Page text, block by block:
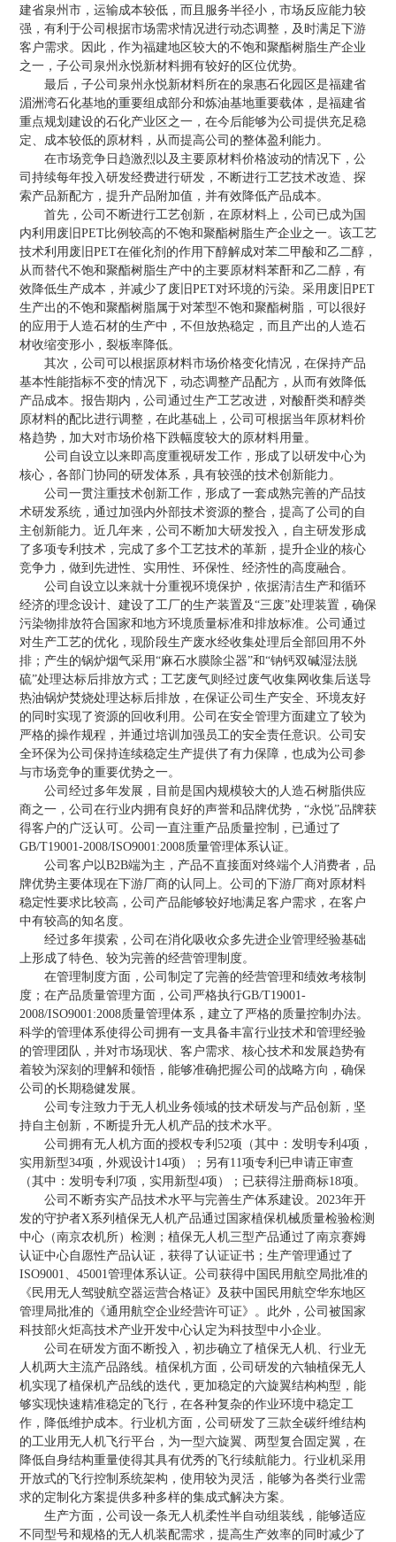
建省泉州市，运输成本较低，而且服务半径小，市场反应能力较
强，有利于公司根据市场需求情况进行动态调整，及时满足下游
客户需求。因此，作为福建地区较大的不饱和聚酯树脂生产企业
之一，子公司泉州永悦新材料拥有较好的区位优势。
最后，子公司泉州永悦新材料所在的泉惠石化园区是福建省
湄洲湾石化基地的重要组成部分和炼油基地重要载体，是福建省
重点规划建设的石化产业区之一，在今后能够为公司提供充足稳
定、成本较低的原材料，从而提高公司的整体盈利能力。
在市场竞争日趋激烈以及主要原材料价格波动的情况下，公
司持续每年投入研发经费进行研发，不断进行工艺技术改造、探
索产品新配方，提升产品附加值，并有效降低产品成本。
首先，公司不断进行工艺创新，在原材料上，公司已成为国
内利用废旧PET比例较高的不饱和聚酯树脂生产企业之一。该工艺
技术利用废旧PET在催化剂的作用下醇解成对苯二甲酸和乙二醇，
从而替代不饱和聚酯树脂生产中的主要原材料苯酐和乙二醇，有
效降低生产成本，并减少了废旧PET对环境的污染。采用废旧PET
生产出的不饱和聚酯树脂属于对苯型不饱和聚酯树脂，可以很好
的应用于人造石材的生产中，不但放热稳定，而且产出的人造石
材收缩变形小，裂板率降低。
其次，公司可以根据原材料市场价格变化情况，在保持产品
基本性能指标不变的情况下，动态调整产品配方，从而有效降低
产品成本。报告期内，公司通过生产工艺改进，对酸酐类和醇类
原材料的配比进行调整，在此基础上，公司可根据当年原材料价
格趋势，加大对市场价格下跌幅度较大的原材料用量。
公司自设立以来即高度重视研发工作，形成了以研发中心为
核心，各部门协同的研发体系，具有较强的技术创新能力。
公司一贯注重技术创新工作，形成了一套成熟完善的产品技
术研发系统，通过加强内外部技术资源的整合，提高了公司的自
主创新能力。近几年来，公司不断加大研发投入，自主研发形成
了多项专利技术，完成了多个工艺技术的革新，提升企业的核心
竞争力，做到先进性、实用性、环保性、经济性的高度融合。
公司自设立以来就十分重视环境保护，依据清洁生产和循环
经济的理念设计、建设了工厂的生产装置及“三废”处理装置，确保
污染物排放符合国家和地方环境质量标准和排放标准。公司通过
对生产工艺的优化，现阶段生产废水经收集处理后全部回用不外
排；产生的锅炉烟气采用“麻石水膜除尘器”和“钠钙双碱湿法脱
硫”处理达标后排放方式；工艺废气则经过废气收集网收集后送导
热油锅炉焚烧处理达标后排放，在保证公司生产安全、环境友好
的同时实现了资源的回收利用。公司在安全管理方面建立了较为
严格的操作规程，并通过培训加强员工的安全责任意识。公司安
全环保为公司保持连续稳定生产提供了有力保障，也成为公司参
与市场竞争的重要优势之一。
公司经过多年发展，目前是国内规模较大的人造石树脂供应
商之一，公司在行业内拥有良好的声誉和品牌优势，“永悦”品牌获
得客户的广泛认可。公司一直注重产品质量控制，已通过了
GB/T19001-2008/ISO9001:2008质量管理体系认证。
公司客户以B2B端为主，产品不直接面对终端个人消费者，品
牌优势主要体现在下游厂商的认同上。公司的下游厂商对原材料
稳定性要求比较高，公司产品能够较好地满足客户需求，在客户
中有较高的知名度。
经过多年摸索，公司在消化吸收众多先进企业管理经验基础
上形成了特色、较为完善的经营管理制度。
在管理制度方面，公司制定了完善的经营管理和绩效考核制
度；在产品质量管理方面，公司严格执行GB/T19001-
2008/ISO9001:2008质量管理体系，建立了严格的质量控制办法。
科学的管理体系使得公司拥有一支具备丰富行业技术和管理经验
的管理团队，并对市场现状、客户需求、核心技术和发展趋势有
着较为深刻的理解和领悟，能够准确把握公司的战略方向，确保
公司的长期稳健发展。
公司专注致力于无人机业务领域的技术研发与产品创新，坚
持自主创新，不断提升无人机产品的技术水平。
公司拥有无人机方面的授权专利52项（其中：发明专利4项，
实用新型34项，外观设计14项）；另有11项专利已申请正审查
（其中：发明专利7项，实用新型4项）；已获得注册商标18项。
公司不断夯实产品技术水平与完善生产体系建设。2023年开
发的守护者X系列植保无人机产品通过国家植保机械质量检验检测
中心（南京农机所）检测；植保无人机三型产品通过了南京赛姆
认证中心自愿性产品认证，获得了认证证书；生产管理通过了
ISO9001、45001管理体系认证。公司获得中国民用航空局批准的
《民用无人驾驶航空器运营合格证》及获中国民用航空华东地区
管理局批准的《通用航空企业经营许可证》。此外，公司被国家
科技部火炬高技术产业开发中心认定为科技型中小企业。
公司在研发方面不断投入，初步确立了植保无人机、行业无
人机两大主流产品路线。植保机方面，公司研发的六轴植保无人
机实现了植保机产品线的迭代，更加稳定的六旋翼结构构型，能
够实现快速精准稳定的飞行，在各种复杂的作业环境中稳定工
作，降低维护成本。行业机方面，公司研发了三款全碳纤维结构
的工业用无人机飞行平台，为一型六旋翼、两型复合固定翼，在
降低自身结构重量使得其具有优秀的飞行续航能力。行业机采用
开放式的飞行控制系统架构，使用较为灵活，能够为各类行业需
求的定制化方案提供多种多样的集成式解决方案。
生产方面，公司设一条无人机柔性半自动组装线，能够适应
不同型号和规格的无人机装配需求，提高生产效率的同时减少了